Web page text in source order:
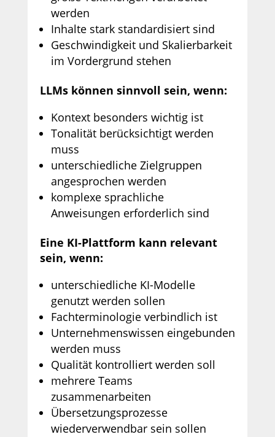
werden
Inhalte stark standardisiert sind
Geschwindigkeit und Skalierbarkeit
im Vordergrund stehen
LLMs können sinnvoll sein, wenn:
Kontext besonders wichtig ist
Tonalität berücksichtigt werden
muss
unterschiedliche Zielgruppen
angesprochen werden
komplexe sprachliche
Anweisungen erforderlich sind
Eine KI-Plattform kann relevant
sein, wenn:
unterschiedliche KI-Modelle
genutzt werden sollen
Fachterminologie verbindlich ist
Unternehmenswissen eingebunden
werden muss
Qualität kontrolliert werden soll
mehrere Teams
zusammenarbeiten
Übersetzungsprozesse
wiederverwendbar sein sollen